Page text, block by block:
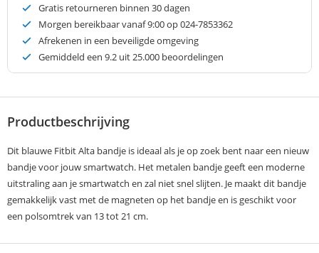
Gratis retourneren binnen 30 dagen
Morgen bereikbaar vanaf 9:00 op 024-7853362
Afrekenen in een beveiligde omgeving
Gemiddeld een 9.2 uit 25.000 beoordelingen
Productbeschrijving
Dit blauwe Fitbit Alta bandje is ideaal als je op zoek bent naar een nieuw
bandje voor jouw smartwatch. Het metalen bandje geeft een moderne
uitstraling aan je smartwatch en zal niet snel slijten. Je maakt dit bandje
gemakkelijk vast met de magneten op het bandje en is geschikt voor
een polsomtrek van 13 tot 21 cm.